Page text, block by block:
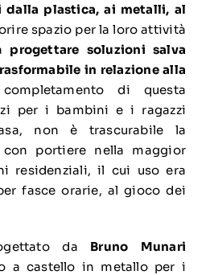
dalla plastica, ai metalli, al
spazio per la loro attività
progettare soluzioni salva
in relazione alla
di questa
per i bambini e i ragazzi
non è trascurabile la
portiere nella maggior
residenziali, il cui uso era
fasce orarie, al gioco dei
da Bruno Munari
a castello in metallo per i